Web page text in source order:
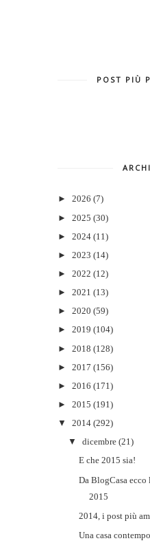
POST PIÙ
► 2026 (7)
► 2025 (30)
► 2024 (11)
► 2023 (14)
► 2022 (12)
► 2021 (13)
► 2020 (59)
► 2019 (104)
► 2018 (128)
► 2017 (156)
► 2016 (171)
► 2015 (191)
▼
2014 (292)
▼
dicembre (21)
E che 2015 sia!
Da BlogCasa ecco
2015
2014, i post più
Una casa